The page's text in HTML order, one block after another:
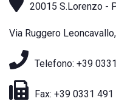
20015 S.Lorenzo -
Via Ruggero
Telefono: +39
Fax: +39 0331 491